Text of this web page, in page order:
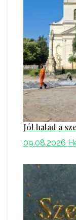
Jól halad a
09.08.2026